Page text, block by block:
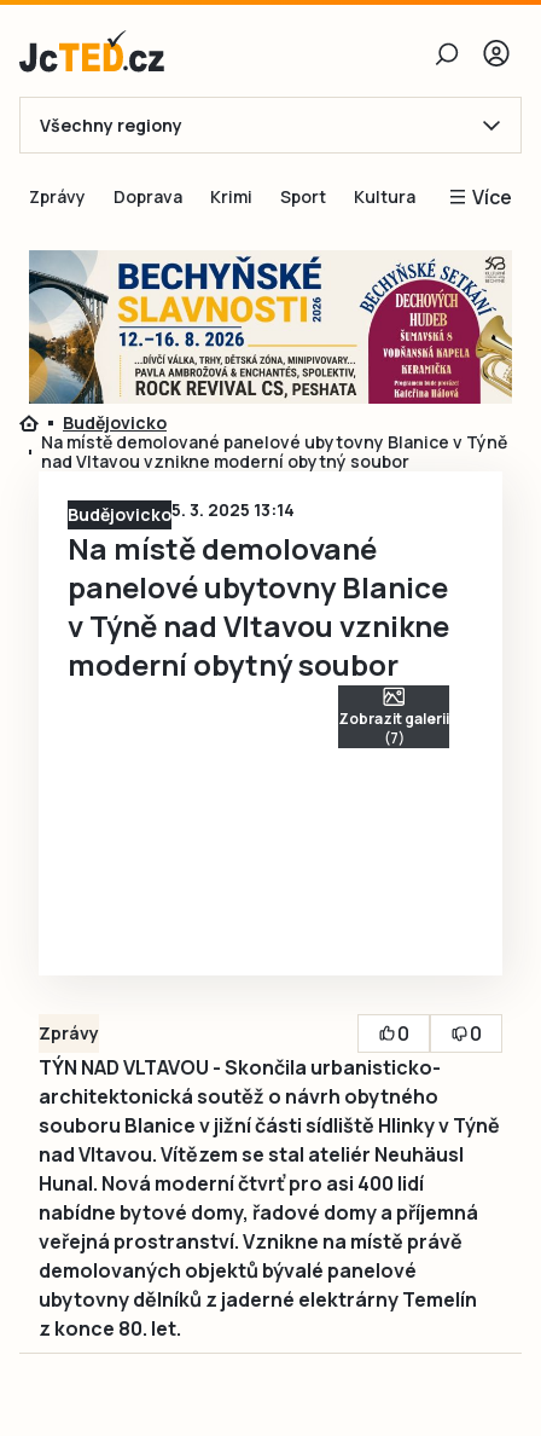
E-mail
Obnovit heslo
Přihlásit se
Přihlásit se přes Facebook
Ještě nemám účet, chci seRegistrovat
Všechny regiony
Zprávy Doprava Krimi Sport Kultura Více
Inspirace
Čtenáři píší
Speciální přílohy
Inzerce
Budějovicko
Na místě demolované panelové ubytovny Blanice v Týně
nad Vltavou vznikne moderní obytný soubor
Budějovicko5. 3. 2025 13:14
Na místě demolované
panelové ubytovny Blanice
v Týně nad Vltavou vznikne
moderní obytný soubor
Zobrazit galerii
(7)
Zprávy 0
0
TÝN NAD VLTAVOU - Skončila urbanisticko-
architektonická soutěž o návrh obytného
souboru Blanice v jižní části sídliště Hlinky v Týně
nad Vltavou. Vítězem se stal ateliér Neuhäusl
Hunal. Nová moderní čtvrť pro asi 400 lidí
nabídne bytové domy, řadové domy a příjemná
veřejná prostranství. Vznikne na místě právě
demolovaných objektů bývalé panelové
ubytovny dělníků z jaderné elektrárny Temelín
z konce 80. let.